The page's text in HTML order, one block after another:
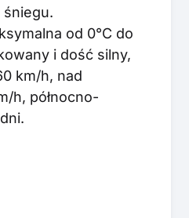
śniegu.
od 0°C do
i dość silny,
km/h, nad
h, północno-